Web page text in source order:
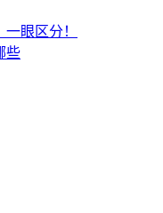
眼区分！
些